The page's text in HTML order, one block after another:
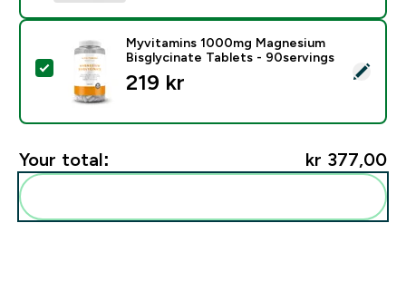
Select this product - Myvitamins 1000mg
Myvitamins 1000mg Magnesium
Bisglycinate Tablets - 90servings
219 kr‎
Your total: kr 377,00‎